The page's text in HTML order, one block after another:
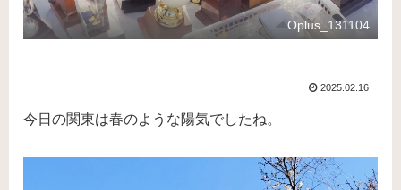
Oplus_131104
2025.02.16
今日の関東は春のような陽気でしたね。